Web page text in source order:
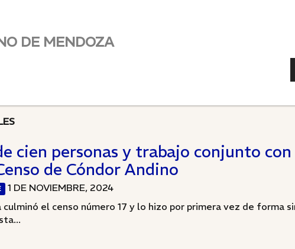
DE MENDOZA
cien personas y trabajo conjunto
de Cóndor Andino
1 DE NOVIEMBRE, 2024
culminó el censo número 17 y lo hizo por primera vez de forma